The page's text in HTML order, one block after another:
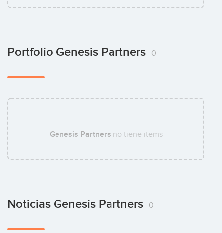
Portfolio Genesis Partners 0
Genesis Partners no tiene items
Noticias Genesis Partners 0